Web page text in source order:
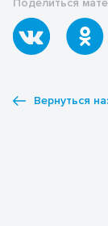
Поделиться
Вернуться